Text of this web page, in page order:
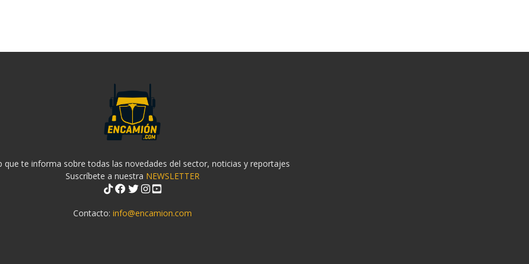
que te informa sobre todas las novedades del sector, noticias y reportajes
Suscríbete a nuestra NEWSLETTER
Contacto: info@encamion.com